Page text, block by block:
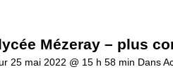
Mézeray – plus
25 mai 2022 @ 15 h 58 min Dans